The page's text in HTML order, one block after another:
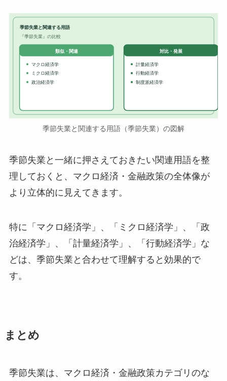
季節失業と関連する用語
『季節失業』の比較
類似・関連
マクロ経済学
ミクロ経済学
政治経済学
対比・発展
計量経済学
行動経済学
制度派経済学
季節失業と関連する用語（季節失業）の図解
季節失業と一緒に押さえておきたい関連用語を整
理しておくと、マクロ経済・金融政策の全体像が
より立体的に見えてきます。
特に「マクロ経済学」、「ミクロ経済学」、「政
治経済学」、「計量経済学」、「行動経済学」な
どは、季節失業と合わせて理解すると効果的で
す。
まとめ
季節失業は、マクロ経済・金融政策カテゴリのな